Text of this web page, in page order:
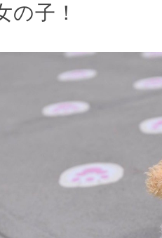
の子！